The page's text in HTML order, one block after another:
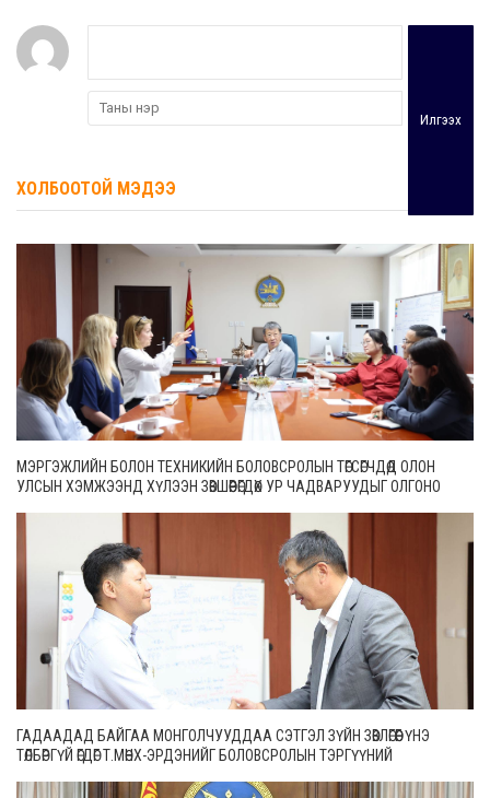
Илгээх
ХОЛБООТОЙ МЭДЭЭ
МЭРГЭЖЛИЙН БОЛОН ТЕХНИКИЙН БОЛОВСРОЛЫН ТӨГСӨГЧДӨД ОЛОН
УЛСЫН ХЭМЖЭЭНД ХҮЛЭЭН ЗӨВШӨӨРӨГДӨХ УР ЧАДВАРУУДЫГ ОЛГОНО
ГАДААДАД БАЙГАА МОНГОЛЧУУДДАА СЭТГЭЛ ЗҮЙН ЗӨВЛӨГӨӨГ ҮНЭ
ТӨЛБӨРГҮЙ ӨГДӨГ Т.МӨНХ-ЭРДЭНИЙГ БОЛОВСРОЛЫН ТЭРГҮҮНИЙ